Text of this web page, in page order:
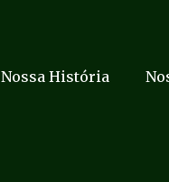
Nossa História